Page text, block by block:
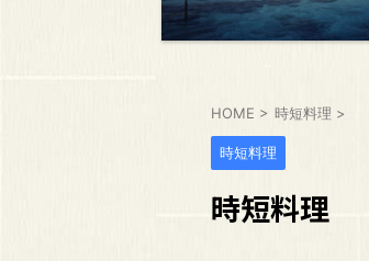
HOME > 時短料理 >
時短料理
時短料理